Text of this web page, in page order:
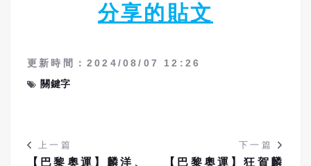
分享的貼文
更新時間：2024/08/07 12:26
關鍵字
上一篇
【巴黎奧運】麟洋、
下一篇
【巴黎奧運】狂賀麟